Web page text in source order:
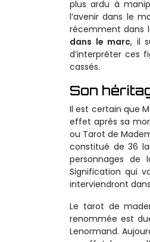
plus ardu à
l’avenir dans le
récemment dans
dans le marc, il
d’interpréter ces
cassés.
Son
Il est certain que
effet après sa
ou Tarot de
constitué de 36
personnages de
Signification qui
interviendront
Le tarot de
renommée est
Lenormand.